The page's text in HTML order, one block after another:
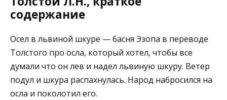
содержание
Осел в львиной шкуре — басня Эзопа в переводе
Толстого про осла, который хотел, чтобы все
думали что он лев и надел львиную шкуру. Ветер
подул и шкура распахнулась. Народ набросился на
осла и поколотил его.